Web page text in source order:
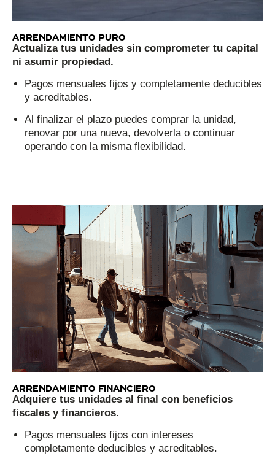
arrendamieNto puro
Actualiza tus unidades sin comprometer tu capital
ni asumir propiedad.
Pagos mensuales fijos y completamente deducibles
y acreditables.
Al finalizar el plazo puedes comprar la unidad,
renovar por una nueva, devolverla o continuar
operando con la misma flexibilidad.
Arrendamiento financiero
Adquiere tus unidades al final con beneficios
fiscales y financieros.
Pagos mensuales fijos con intereses
completamente deducibles y acreditables.